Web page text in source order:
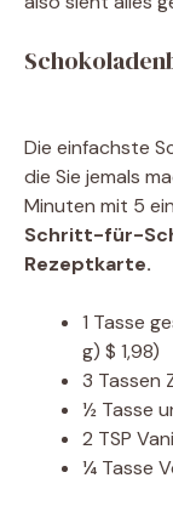
Die einfachste
die Sie jemals
Minuten mit 5
Schritt-für-
Rezeptkarte.
1 Tasse
g) $ 1,98)
3 Tassen
½ Tasse
2 TSP
¼ Tasse